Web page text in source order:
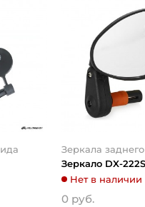
Зеркала
Зеркало DX-
Нет в наличии
0 руб.